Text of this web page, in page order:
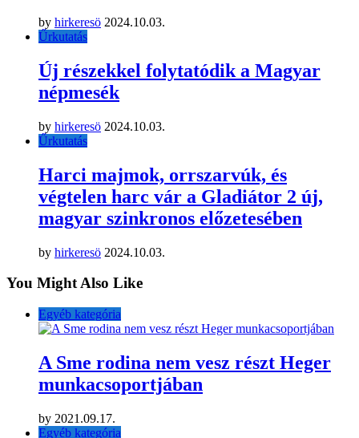
by hirkeresö 2024.10.03.
Űrkutatás
Új részekkel folytatódik a Magyar
népmesék
by hirkeresö 2024.10.03.
Űrkutatás
Harci majmok, orrszarvúk, és
végtelen harc vár a Gladiátor 2 új,
magyar szinkronos előzetesében
by hirkeresö 2024.10.03.
You Might Also Like
Egyéb kategória
A Sme rodina nem vesz részt Heger
munkacsoportjában
by 2021.09.17.
Egyéb kategória